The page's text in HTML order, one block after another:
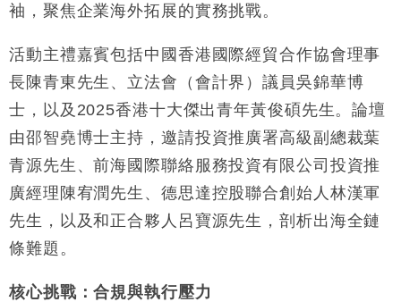
15:11
13:44
財經｜內地7月美元計價出口增近24%勝預期 貿易順
差達1125億美元
12:44
財經｜日本春季三度入市撐日圓 4月單日斥6.28萬億
日圓干預創新高
11:12
國際｜特朗普料美伊戰事快結束 承認部分彈藥庫存緊
張
15:59
袖，聚焦企業海外拓展的實務挑戰。
活動主禮嘉賓包括中國香港國際經貿合作協會理事
長陳青東先生、立法會（會計界）議員吳錦華博
士，以及2025香港十大傑出青年黃俊碩先生。論壇
由邵智堯博士主持，邀請投資推廣署高級副總裁葉
青源先生、前海國際聯絡服務投資有限公司投資推
廣經理陳宥潤先生、德思達控股聯合創始人林漢軍
先生，以及和正合夥人呂寶源先生，剖析出海全鏈
條難題。
核心挑戰：合規與執行壓力